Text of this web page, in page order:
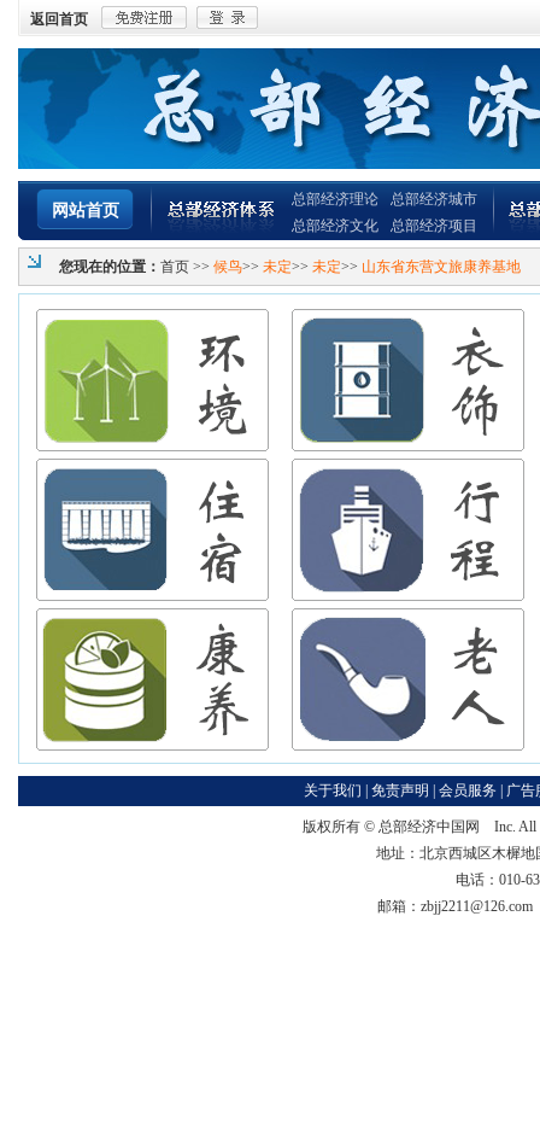
返回首页
网站首页
总部经济理论
总部经济文化
总部经济城市
总部经济项目
您现在的位置： 首页 >> 候鸟>> 未定>> 未定>> 山东省东营文旅康养基地
关于我们 免责声明 会员服务 广告
版权所有 © 总部经济中国网
Inc. All
地址：北京西城区木樨
电话：010-
邮箱：